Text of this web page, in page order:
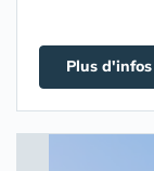
Plus d'infos